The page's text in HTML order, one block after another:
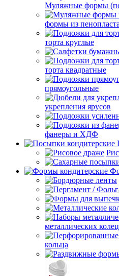
Муляжные формы
формы из пенопласта
торта круглые
торта квадратные
прямоугольные
укрепления ярусов
фанеры и ХДФ
металлических колец
кольца